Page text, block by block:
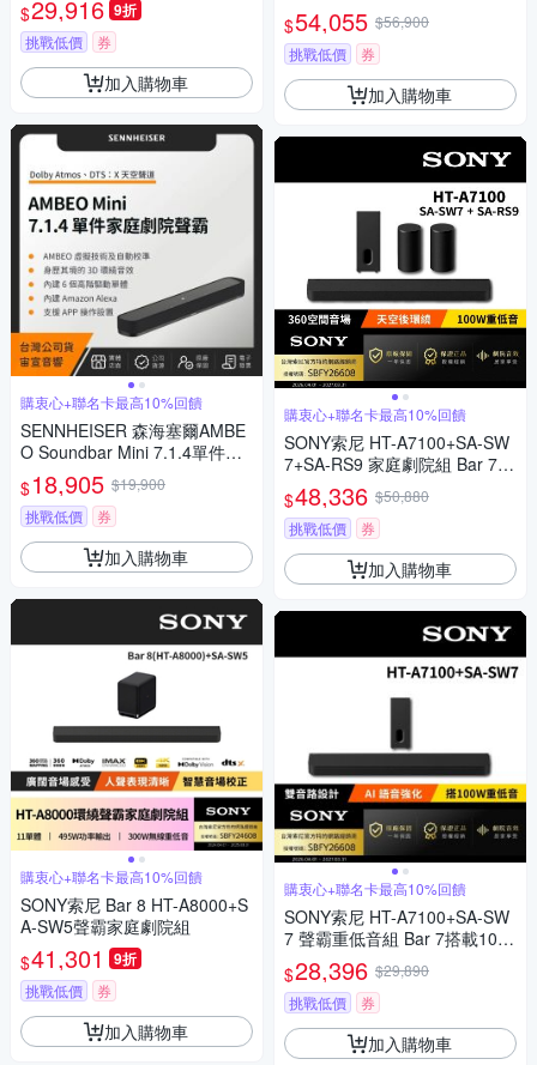
$29,916 9折
挑戰低價 券
加入購物車
購衷心+聯名卡最高10%回饋
SENNHEISER 森海塞爾AMBE
O Soundbar Mini 7.1.4單件家
庭劇院（宙宣公司貨）
$18,905 $19,900
挑戰低價
券
加入購物車
購衷心+聯名卡最高10%回饋
SONY索尼 Bar 8 HT-A8000+S
A-SW5聲霸家庭劇院組
$41,301 9折
挑戰低價 券
加入購物車
Sub）（宙宣公司貨）（贈日立
空氣清淨機）
$54,055 $56,900
挑戰低價
券
加入購物車
購衷心+聯名卡最高10%回饋
SONY索尼 HT-A7100+SA-SW
7+SA-RS9 家庭劇院組 Bar 7家
庭劇院組
$48,336 $50,880
挑戰低價
券
加入購物車
購衷心+聯名卡最高10%回饋
SONY索尼 HT-A7100+SA-SW
7 聲霸重低音組 Bar 7搭載100
W重低音組
$28,396 $29,890
挑戰低價
券
加入購物車